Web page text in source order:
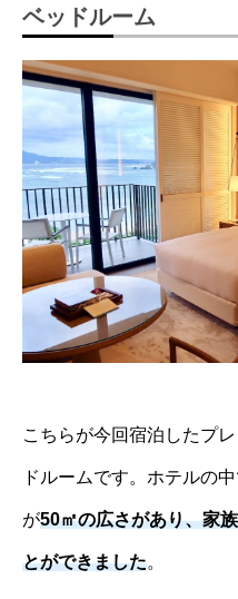
ベッドルーム
こちらが今回宿泊したプ
ドルームです。ホテルの
が50㎡の広さがあり、家
とができました。